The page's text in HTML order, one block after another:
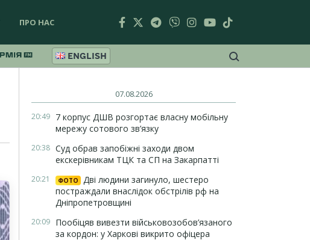
ПРО НАС
ENGLISH
07.08.2026
20:49 7 корпус ДШВ розгортає власну мобільну
мережу сотового зв’язку
20:38 Суд обрав запобіжні заходи двом
екскерівникам ТЦК та СП на Закарпатті
20:21 ФОТО
Дві людини загинуло, шестеро
постраждали внаслідок обстрілів рф на
Дніпропетровщині
20:09 Пообіцяв вивезти військовозобов’язаного
за кордон: у Харкові викрито офіцера